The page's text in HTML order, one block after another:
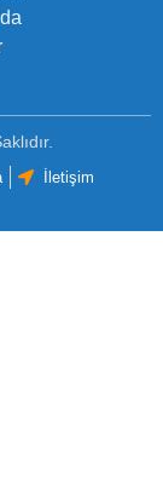
İletişim